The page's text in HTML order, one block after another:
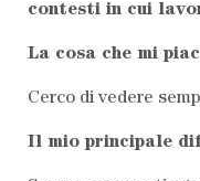
contesti in cui
La cosa che mi
Cerco di vedere
Il mio principale